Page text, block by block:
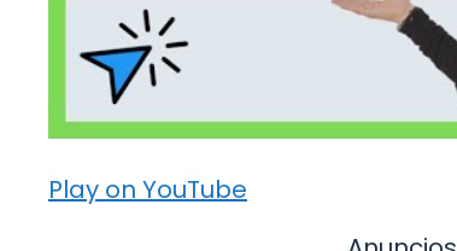
Play on YouTube